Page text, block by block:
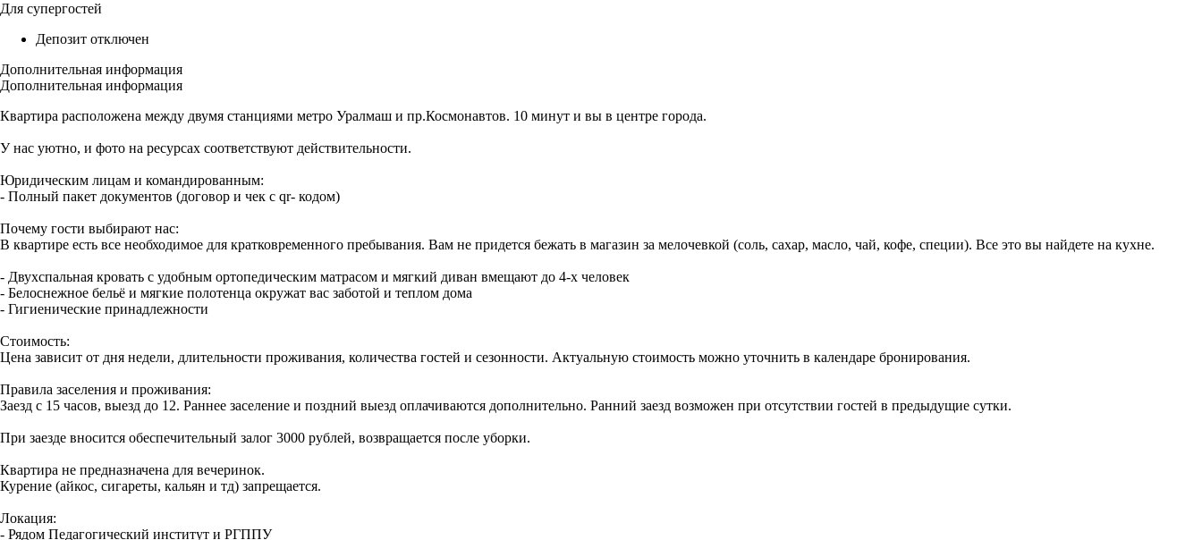
Для супергостей
Депозит отключен
Дополнительная информация
Дополнительная информация
Квартира расположена между двумя станциями метро Уралмаш и пр.Космонавтов. 10 минут и вы в центре города.
У нас уютно, и фото на ресурсах соответствуют действительности.
Юридическим лицам и командированным:
- Полный пакет документов (договор и чек с qr- кодом)
Почему гости выбирают нас:
В квартире есть все необходимое для кратковременного пребывания. Вам не придется бежать в магазин за мелочевкой (соль, сахар, масло, чай, кофе, специи). Все это вы найдете на кухне.
- Двухспальная кровать с удобным ортопедическим матрасом и мягкий диван вмещают до 4-х человек
- Белоснежное бельё и мягкие полотенца окружат вас заботой и теплом дома
- Гигиенические принадлежности
Стоимость:
Цена зависит от дня недели, длительности проживания, количества гостей и сезонности. Актуальную стоимость можно уточнить в календаре бронирования.
Правила заселения и проживания:
Заезд с 15 часов, выезд до 12. Раннее заселение и поздний выезд оплачиваются дополнительно. Ранний заезд возможен при отсутствии гостей в предыдущие сутки.
При заезде вносится обеспечительный залог 3000 рублей, возвращается после уборки.
Квартира не предназначена для вечеринок.
Курение (айкос, сигареты, кальян и тд) запрещается.
Локация:
- Рядом Педагогический институт и РГППУ